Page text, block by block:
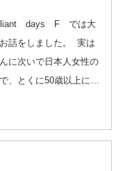
days F では大
話をしました。 実は
に次いで日本人女性の
、とくに50歳以上に…